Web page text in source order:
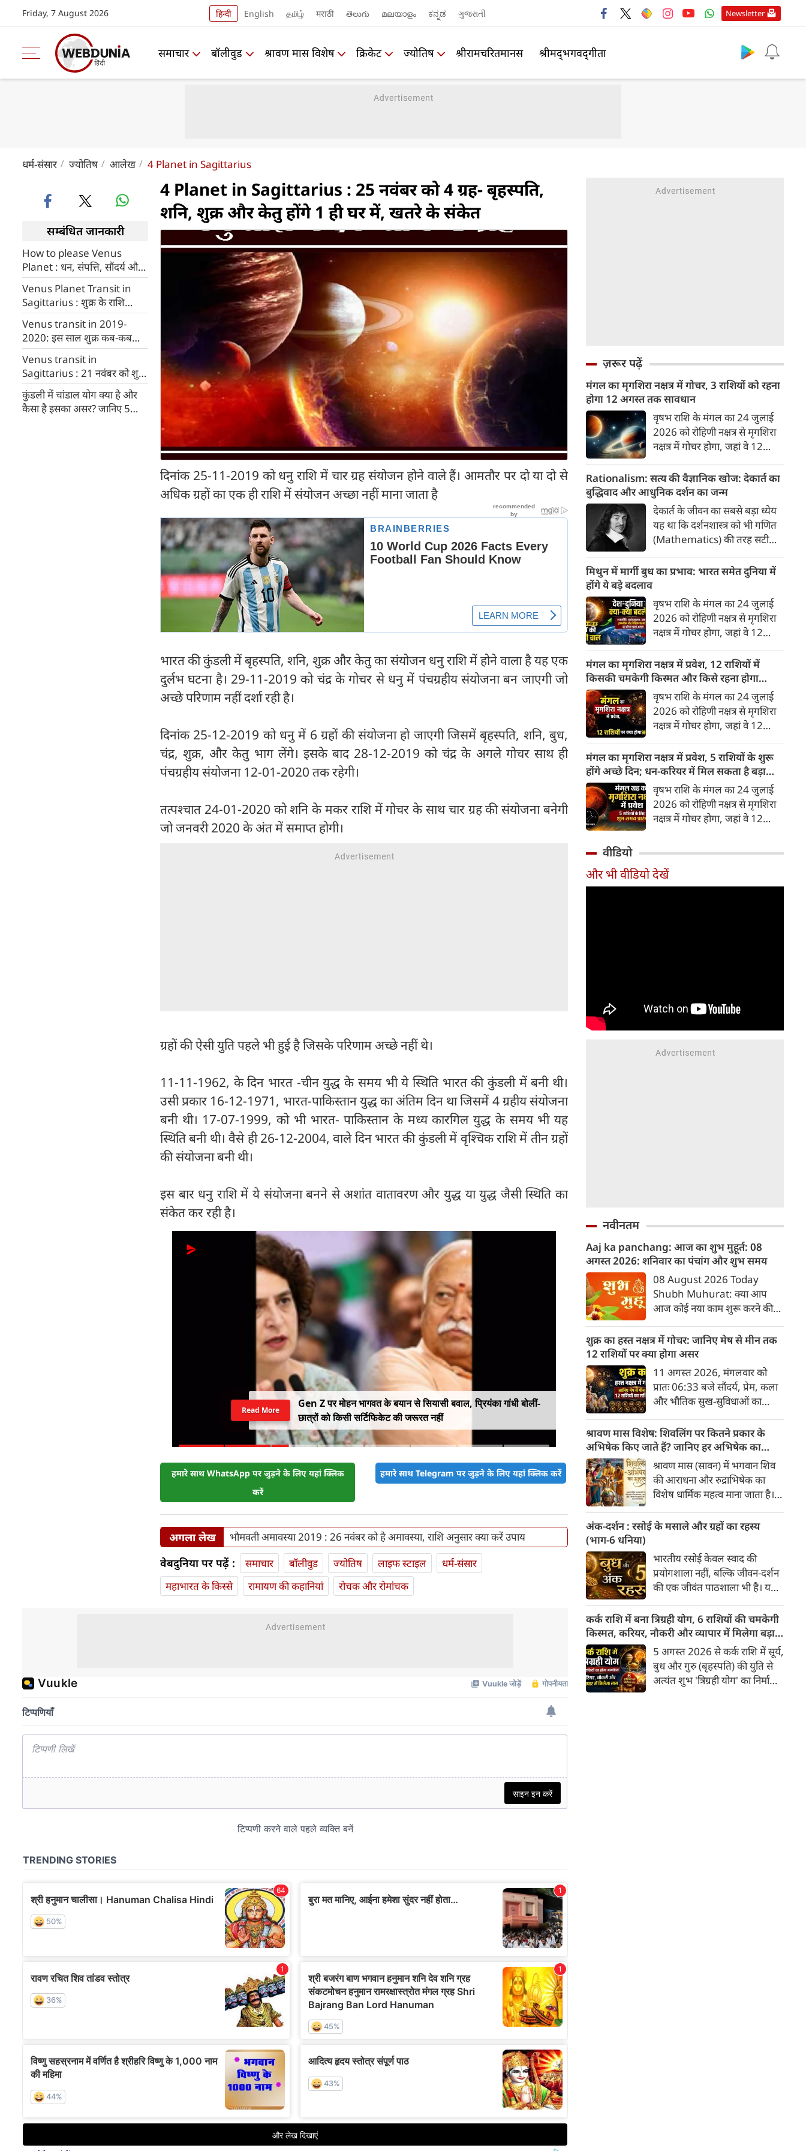
Friday, 7 August 2026 हिन्दी English தமிழ் मराठी తెలుగు മലയാളം ಕನ್ನಡ ગુજરાતી Newsletter
समाचार बॉलीवुड श्रावण मास विशेष क्रिकेट ज्योतिष श्रीरामचरितमानस श्रीमद्‍भगवद्‍गीता
धर्म-संसार ज्योतिष आलेख 4 Planet in Sagittarius
सम्बंधित जानकारी
How to please Venus
Planet : धन, संपत्ति, सौंदर्य और
ऐश्वर्य की है इच्छा तो ऐसे करें शुक्र
को प्रसन्न
Venus Planet Transit in
Sagittarius : शुक्र के राशि
परिवर्तन से 5 राशियां होंगी
मालामाल
Venus transit in 2019-
2020: इस साल शुक्र कब-कब
बदलेंगे अपनी चाल, जानिए सारे
गोचर एक साथ
Venus transit in
Sagittarius : 21 नवंबर को शुक्र
का राशि परिवर्तन,हर किसी की राशि
पर होगा खास असर
कुंडली में चांडाल योग क्या है और
कैसा है इसका असर? जानिए 5
4 Planet in Sagittarius : 25 नवंबर को 4 ग्रह- बृहस्पति,
शनि, शुक्र और केतु होंगे 1 ही घर में, खतरे के संकेत
दिनांक 25-11-2019 को धनु राशि में चार ग्रह संयोजन होने वाले हैं। आमतौर पर दो या दो से
अधिक ग्रहों का एक ही राशि में संयोजन अच्छा नहीं माना जाता है
भारत की कुंडली में बृहस्पति, शनि, शुक्र और केतु का संयोजन धनु राशि में होने वाला है यह एक
दुर्लभ घटना है। 29-11-2019 को चंद्र के गोचर से धनु में पंचग्रहीय संयोजना बन जाएगी जो
अच्छे परिणाम नहीं दर्शा रही है।
दिनांक 25-12-2019 को धनु में 6 ग्रहों की संयोजना हो जाएगी जिसमें बृहस्पति, शनि, बुध,
चंद्र, शुक्र, और केतु भाग लेंगे। इसके बाद 28-12-2019 को चंद्र के अगले गोचर साथ ही
पंचग्रहीय संयोजना 12-01-2020 तक रहेगी।
तत्पश्चात 24-01-2020 को शनि के मकर राशि में गोचर के साथ चार ग्रह की संयोजना बनेगी
जो जनवरी 2020 के अंत में समाप्त होगी।
ग्रहों की ऐसी युति पहले भी हुई है जिसके परिणाम अच्छे नहीं थे।
11-11-1962, के दिन भारत -चीन युद्ध के समय भी ये स्थिति भारत की कुंडली में बनी थी।
उसी प्रकार 16-12-1971, भारत-पाकिस्तान युद्ध का अंतिम दिन था जिसमें 4 ग्रहीय संयोजना
बनी थी। 17-07-1999, को भी भारत- पाकिस्तान के मध्य कारगिल युद्ध के समय भी यह
स्थिति बनी थी। वैसे ही 26-12-2004, वाले दिन भारत की कुंडली में वृश्चिक राशि में तीन ग्रहों
की संयोजना बनी थी।
इस बार धनु राशि में ये संयोजना बनने से अशांत वातावरण और युद्ध या युद्ध जैसी स्थिति का
संकेत कर रही है।
Gen Z पर मोहन भागवत के बयान से सियासी बवाल, प्रियंका गांधी बोलीं-
छात्रों को किसी सर्टिफिकेट की जरूरत नहीं
Read More
हमारे साथ WhatsApp पर जुड़ने के लिए यहां क्लिक
करें
हमारे साथ Telegram पर जुड़ने के लिए यहां क्लिक करें
अगला लेख भौमवती अमावस्या 2019 : 26 नवंबर को है अमावस्या, राशि अनुसार क्या करें उपाय
वेबदुनिया पर पढ़ें : समाचार बॉलीवुड ज्योतिष लाइफ स्‍टाइल
धर्म-संसार
महाभारत के किस्से
रामायण की कहानियां रोचक और रोमांचक
ज़रूर पढ़ें
मंगल का मृगशिरा नक्षत्र में गोचर, 3 राशियों को रहना
होगा 12 अगस्त तक सावधान
वृषभ राशि के मंगल का 24 जुलाई
2026 को रोहिणी नक्षत्र से मृगशिरा
नक्षत्र में गोचर होगा, जहां वे 12
परिवर्तन के चलते 3 राशि के लोगों
को 12 अगस्त तक रहना होगा
सावधान। चलिए जानते हैं कि किन
राशि 3 राशियों को रहना होगा
सावधान।
Rationalism: सत्य की वैज्ञानिक खोज: देकार्त का
बुद्धिवाद और आधुनिक दर्शन का जन्म
देकार्त के जीवन का सबसे बड़ा ध्येय
यह था कि दर्शनशास्त्र को भी गणित
(Mathematics) की तरह सटीक,
जाए। वे एक ऐसा सार्वभौमिक सत्य
खोजना चाहते थे, जिस पर कोई भी
प्रश्नचिह्न न लगा सके। इसी विचार ने
बुद्धिवाद (Rationalism) की नींव
रखी। आइए, देकार्त के इस अद्भुत
दार्शनिक चिंतन के 4 प्रमुख स्तंभों को
गहराई से समझते हैं।
मिथुन में मार्गी बुध का प्रभाव: भारत समेत दुनिया में
होंगे ये बड़े बदलाव
वृषभ राशि के मंगल का 24 जुलाई
2026 को रोहिणी नक्षत्र से मृगशिरा
नक्षत्र में गोचर होगा, जहां वे 12
में एक बड़ा हलचल भरा मोड़ आ चुका
है- बुध ग्रह अपनी ही प्रिय राशि मिथुन
में सीधे (मार्गी) चलने लगे हैं। अब जब
बुद्धि और संवाद का कारक ग्रह सीधी
चाल चलेगा, तो जाहिर है आपकी
सोच, बातचीत और फैसलों की रफ्तार
भी बदल जाएगी।
मंगल का मृगशिरा नक्षत्र में प्रवेश, 12 राशियों में
किसकी चमकेगी किस्मत और किसे रहना होगा
सावधान?
वृषभ राशि के मंगल का 24 जुलाई
2026 को रोहिणी नक्षत्र से मृगशिरा
नक्षत्र में गोचर होगा, जहां वे 12
परिवर्तन के चलते मेष से लेकर मीन
तक किन राशियों के लिए शुभ और
किनके लिए है अशुभ। ज्योतिष शास्त्र
में मंगल को ऊर्जा, साहस, पराक्रम
और भूमि का कारक माना गया है,
जबकि मृगशिरा नक्षत्र के स्वामी स्वयं
मंगल का यह गोचर अत्यंत
शक्तिशाली और शुभ फलदायी माना
जा रहा है।
मंगल का मृगशिरा नक्षत्र में प्रवेश, 5 राशियों के शुरू
होंगे अच्छे दिन; धन-करियर में मिल सकता है बड़ा
लाभ
वृषभ राशि के मंगल का 24 जुलाई
2026 को रोहिणी नक्षत्र से मृगशिरा
नक्षत्र में गोचर होगा, जहां वे 12
बदलाव देखने को मिलेंगे और उनके
लिए लाभ के योग बनेंगे।
वीडियो
और भी वीडियो देखें
नवीनतम
Aaj ka panchang: आज का शुभ मुहूर्त: 08
अगस्‍त 2026: शनिवार का पंचांग और शुभ समय
08 August 2026 Today
Shubh Muhurat: क्या आप
आज कोई नया काम शुरू करने की
लेने वाले हैं? ज्योतिष और पंचांग के
अनुसार, किसी भी शुभ कार्य को सही
मुहूर्त में करने से सफलता की
संभावना बढ़ जाती है। 'वेबदुनिया'
आपके लिए लेकर आया है 08
अगस्‍त, 2026 का विशेष पंचांग और
शुभ-अशुभ मुहूर्त।
शुक्र का हस्त नक्षत्र में गोचर: जानिए मेष से मीन तक
12 राशियों पर क्या होगा असर
11 अगस्त 2026, मंगलवार को
प्रातः 06:33 बजे सौंदर्य, प्रेम, कला
और भौतिक सुख-सुविधाओं का
के चतुर्थ पद से निकलकर हस्त नक्षत्र
के प्रथम पद में प्रवेश करेगा। हस्त
नक्षत्र के स्वामी चंद्रमा हैं, जो मन और
भावनाओं का प्रतिनिधित्व करते हैं।
सौंदर्य के कारक शुक्र का चंद्रमा के
नक्षत्र में प्रवेश सभी 12 राशियों के
जीवन में रचनात्मकता, आर्थिक
स्थिति और व्यक्तिगत संबंधों पर
श्रावण मास विशेष: शिवलिंग पर कितने प्रकार के
अभिषेक किए जाते हैं? जानिए हर अभिषेक का
महत्व
श्रावण मास (सावन) में भगवान शिव
की आराधना और रुद्राभिषेक का
विशेष धार्मिक महत्व माना जाता है।
अलग-अलग द्रव्यों (सामग्रियों) से
प्रकार के फल प्राप्त होते हैं। भगवान
शिव को "अभिषेक प्रिय" माना गया
है। यहाँ मुख्य प्रकार के शिव-अभिषेक
और उनके महत्व की पूरी जानकारी दी
गई है।
अंक-दर्शन : रसोई के मसाले और ग्रहों का रहस्य
(भाग-6 धनिया)
भारतीय रसोई केवल स्वाद की
प्रयोगशाला नहीं, बल्कि जीवन-दर्शन
की एक जीवंत पाठशाला भी है। यहां
सुगंध या औषधीय गुण ही नहीं, बल्कि
एक सांस्कृतिक संकेत भी समेटे रहता
है। यदि हल्दी स्थिरता का बोध कराती
है, लाल मिर्च ऊर्जा का प्रतीक बनती
है और तेजपत्ता अदृश्य प्रभावों की
ओर संकेत करता है, तो धनिया प्रकृति
कर्क राशि में बना त्रिग्रही योग, 6 राशियों की चमकेगी
किस्मत, करियर, नौकरी और व्यापार में मिलेगा बड़ा
लाभ
5 अगस्त 2026 से कर्क राशि में सूर्य,
बुध और गुरु (बृहस्पति) की युति से
अत्यंत शुभ 'त्रिग्रही योग' का निर्माण